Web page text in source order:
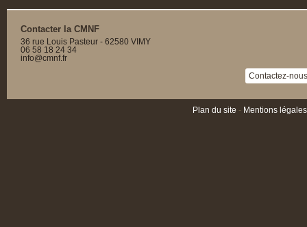
Contacter la CMNF
36 rue Louis Pasteur - 62580 VIMY
06 58 18 24 34
info@cmnf.fr
Contactez-
Plan du site - Mentions légales